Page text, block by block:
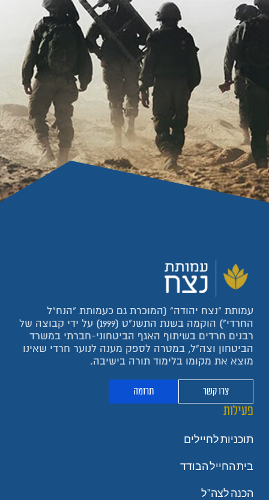
עמותת "נצח יהודה" (המוכרת גם כעמותת "הנח"ל
החרדי") הוקמה בשנת התשנ"ט (1999) על ידי קבוצה של
רבנים חרדים בשיתוף האגף הביטחוני-חברתי במשרד
הביטחון וצה"ל, במטרה לספק מענה לנוער חרדי שאינו
מוצא את מקומו בלימוד תורה בישיבה.
צרו קשר תרומה
פעילות
תוכניות לחיילים
בית החייל הבודד
הכנה לצה"ל